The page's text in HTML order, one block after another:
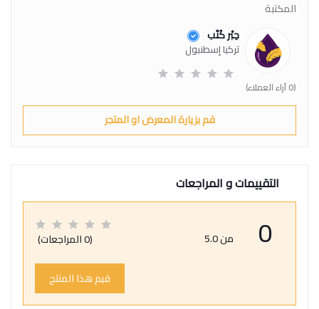
المكتبة
حِبْر كُتُب
تركيا إسطنبول
(0 آراء العملاء)
قم بزيارة المعرض او المتجر
التقييمات و المراجعات
0 من 5.0 (0 المراجعات)
قيم هذا المنتج